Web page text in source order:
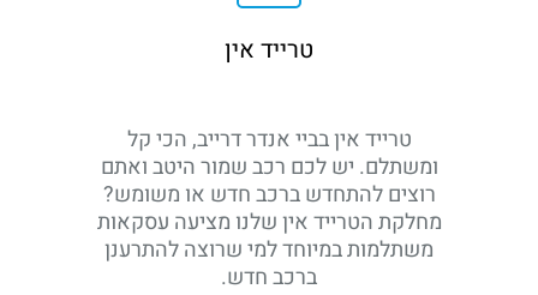
טרייד אין
טרייד אין בביי אנדר דרייב, הכי קל
ומשתלם. יש לכם רכב שמור היטב ואתם
רוצים להתחדש ברכב חדש או משומש?
מחלקת הטרייד אין שלנו מציעה עסקאות
משתלמות במיוחד למי שרוצה להתרענן
ברכב חדש.